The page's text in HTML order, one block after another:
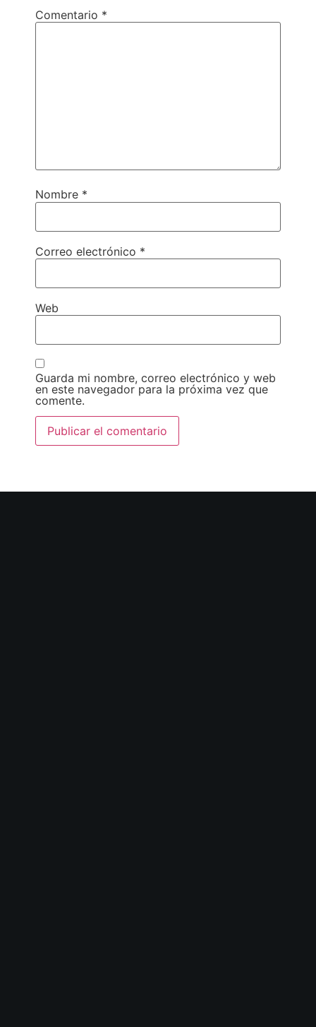
Comentario *
Nombre *
Correo electrónico *
Web
Guarda mi nombre, correo electrónico y web
en este navegador para la próxima vez que
comente.